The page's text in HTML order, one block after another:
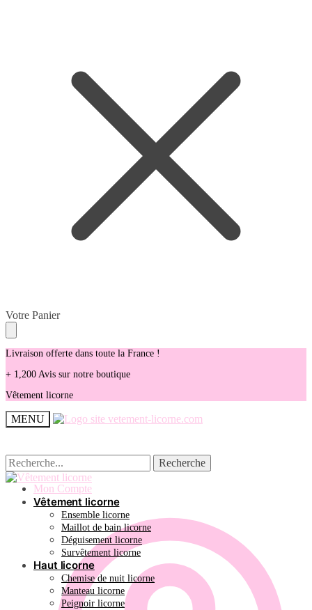
Skip
to
navigation
Skip
to
content
Votre Panier
Livraison offerte dans toute la France !
+ 1,200 Avis sur notre boutique
Vêtement licorne
MENU
Recherche
pour :
Recherche
Mon Compte
Recherche
pour :
Recherche
Vêtement licorne
Ensemble licorne
Maillot de bain licorne
Déguisement licorne
Survêtement licorne
Haut licorne
Chemise de nuit licorne
Manteau licorne
Peignoir licorne